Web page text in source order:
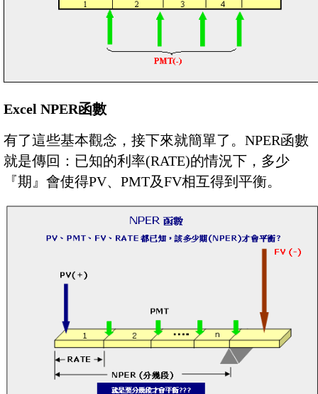
Excel NPER函數
有了這些基本觀念，接下來就簡單了。NPER函數
就是傳回：已知的利率(RATE)的情況下，多少
『期』會使得PV、PMT及FV相互得到平衡。